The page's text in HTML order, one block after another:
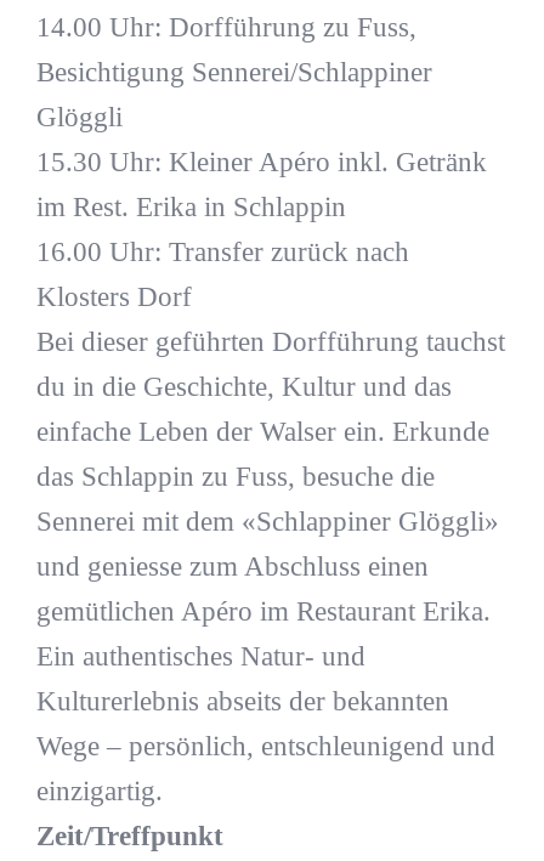
14.00 Uhr: Dorfführung zu Fuss,
Besichtigung Sennerei/Schlappiner
Glöggli
15.30 Uhr: Kleiner Apéro inkl. Getränk
im Rest. Erika in Schlappin
16.00 Uhr: Transfer zurück nach
Klosters Dorf
Bei dieser geführten Dorfführung tauchst
du in die Geschichte, Kultur und das
einfache Leben der Walser ein. Erkunde
das Schlappin zu Fuss, besuche die
Sennerei mit dem «Schlappiner Glöggli»
und geniesse zum Abschluss einen
gemütlichen Apéro im Restaurant Erika.
Ein authentisches Natur- und
Kulturerlebnis abseits der bekannten
Wege – persönlich, entschleunigend und
einzigartig.
Zeit/Treffpunkt